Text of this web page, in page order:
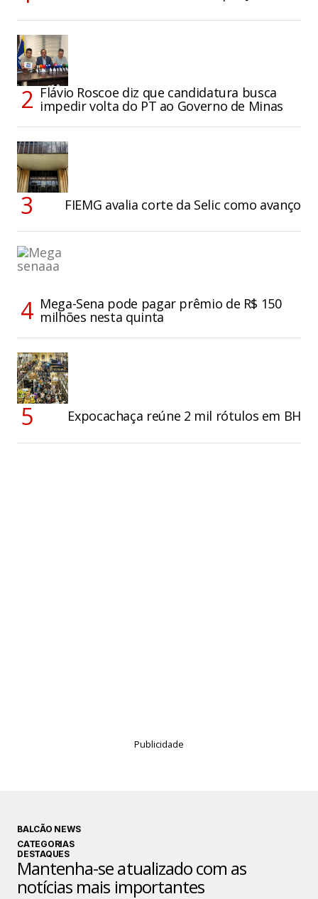
Flávio Roscoe diz que candidatura busca
impedir volta do PT ao Governo de Minas
FIEMG avalia corte da Selic como avanço
Mega-Sena pode pagar prêmio de R$ 150
milhões nesta quinta
Expocachaça reúne 2 mil rótulos em BH
Publicidade
BALCÃO NEWS
CATEGORIAS
DESTAQUES
Mantenha-se atualizado com as
notícias mais importantes